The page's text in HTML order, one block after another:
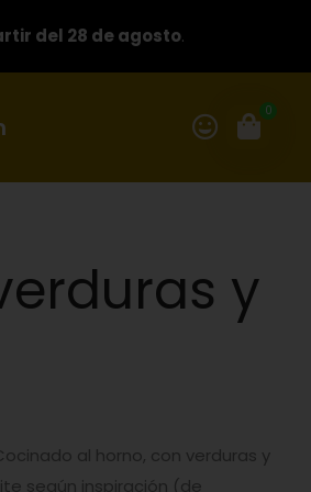
del 28 de agosto.
0
y
al horno, con verduras y
según inspiración (de